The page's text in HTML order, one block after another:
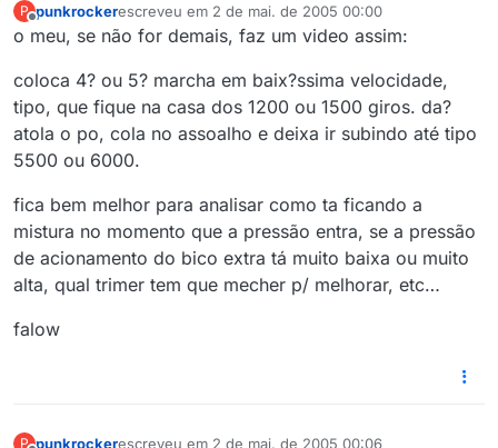
P punkrockerescreveu em 2 de mai. de 2005 00:00
última edição por
o meu, se não for demais, faz um video assim:
coloca 4? ou 5? marcha em baix?ssima velocidade,
tipo, que fique na casa dos 1200 ou 1500 giros. da?
atola o po, cola no assoalho e deixa ir subindo até tipo
5500 ou 6000.
fica bem melhor para analisar como ta ficando a
mistura no momento que a pressão entra, se a pressão
de acionamento do bico extra tá muito baixa ou muito
alta, qual trimer tem que mecher p/ melhorar, etc…
falow
P punkrockerescreveu em 2 de mai. de 2005 00:06